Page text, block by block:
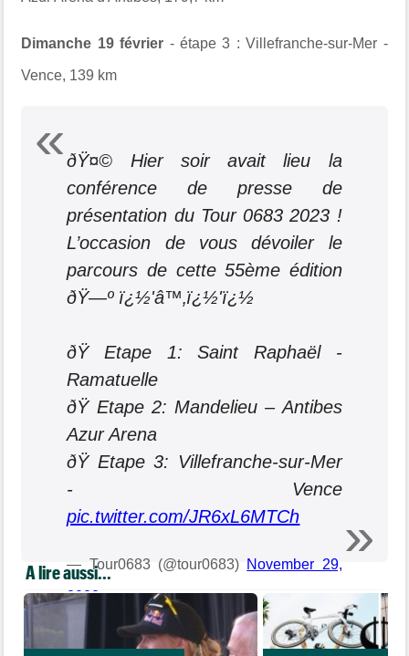
Dimanche 19 février - étape 3 :Villefranche-sur-Mer -
Vence, 139 km
ðŸ¤© Hier soir avait lieu la
conférence de presse de
présentation du Tour 0683 2023 !
L’occasion de vous dévoiler le
parcours de cette 55ème édition
ðŸ—º ï¿½'‍â™‚ï¿½'ï¿½
ðŸ Etape 1: Saint Raphaël -
Ramatuelle
ðŸ Etape 2: Mandelieu – Antibes
Azur Arena
ðŸ Etape 3: Villefranche-sur-Mer
- Vence
pic.twitter.com/JR6xL6MTCh
— Tour0683 (@tour0683) November 29,
2022
A lire aussi...